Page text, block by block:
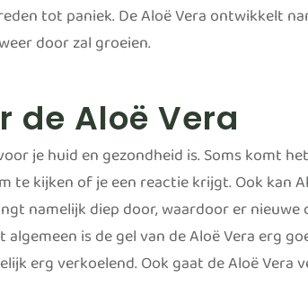
tot paniek. De Aloë Vera ontwikkelt
door zal groeien.
de Aloë Vera
je huid en gezondheid is. Soms komt
te kijken of je een reactie krijgt. Ook kan
namelijk diep door, waardoor er
is de gel van de Aloë Vera erg
erg verkoelend. Ook gaat de Aloë